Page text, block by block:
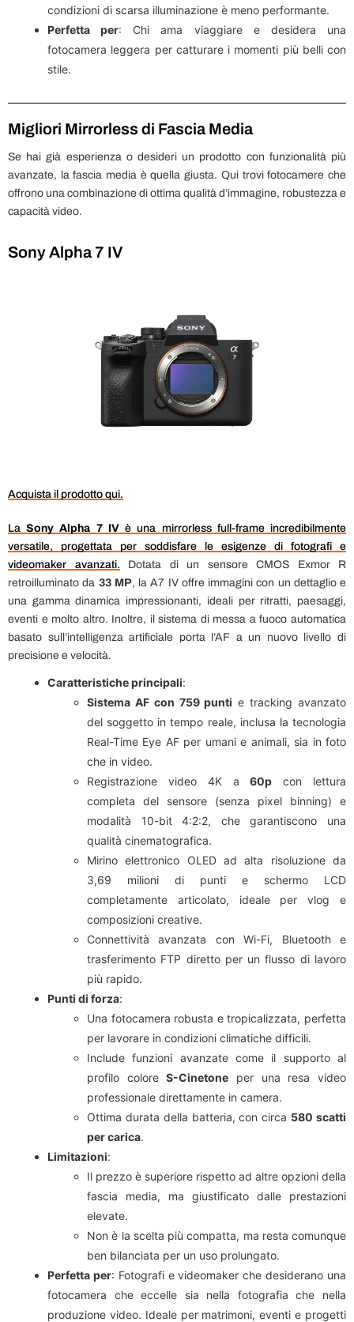
condizioni di scarsa illuminazione è meno performante.
Perfetta per: Chi ama viaggiare e desidera una
fotocamera leggera per catturare i momenti più belli con
stile.
Migliori Mirrorless di Fascia Media
Se hai già esperienza o desideri un prodotto con funzionalità più
avanzate, la fascia media è quella giusta. Qui trovi fotocamere che
offrono una combinazione di ottima qualità d’immagine, robustezza e
capacità video.
Sony Alpha 7 IV
Acquista il prodotto qui.
LaSony Alpha 7 IVè una mirrorless full-frame incredibilmente
versatile, progettata per soddisfare le esigenze di fotografi e
videomaker avanzati. Dotata di un sensore CMOS Exmor R
retroilluminato da 33 MP, la A7 IV offre immagini con un dettaglio e
una gamma dinamica impressionanti, ideali per ritratti, paesaggi,
eventi e molto altro. Inoltre, il sistema di messa a fuoco automatica
basato sull’intelligenza artificiale porta l’AF a un nuovo livello di
precisione e velocità.
Caratteristiche principali:
Sistema AF con 759 punti e tracking avanzato
del soggetto in tempo reale, inclusa la tecnologia
Real-Time Eye AF per umani e animali, sia in foto
che in video.
Registrazione video 4K a60p con lettura
completa del sensore (senza pixel binning) e
modalità 10-bit 4:2:2, che garantiscono una
qualità cinematografica.
Mirino elettronico OLED ad alta risoluzione da
3,69 milioni di punti e schermo LCD
completamente articolato, ideale per vlog e
composizioni creative.
Connettività avanzata con Wi-Fi, Bluetooth e
trasferimento FTP diretto per un flusso di lavoro
più rapido.
Punti di forza:
Una fotocamera robusta e tropicalizzata, perfetta
per lavorare in condizioni climatiche difficili.
Include funzioni avanzate come il supporto al
profilo coloreS-Cinetone per una resa video
professionale direttamente in camera.
Ottima durata della batteria, con circa 580 scatti
per carica.
Limitazioni:
Il prezzo è superiore rispetto ad altre opzioni della
fascia media, ma giustificato dalle prestazioni
elevate.
Non è la scelta più compatta, ma resta comunque
ben bilanciata per un uso prolungato.
Perfetta per: Fotografi e videomaker che desiderano una
fotocamera che eccelle sia nella fotografia che nella
produzione video. Ideale per matrimoni, eventi e progetti